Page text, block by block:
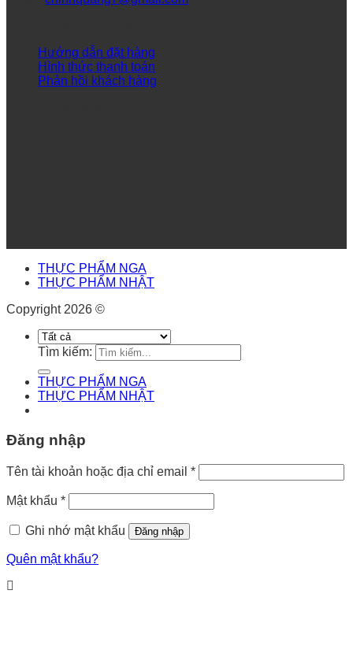
Hướng dẫn đặt hàng
Hình thức thanh toán
Phản hồi khách hàng
THỰC PHẨM NGA
THỰC PHẨM NHẬT
Copyright 2026 ©
Tìm kiếm:
THỰC PHẨM NGA
THỰC PHẨM NHẬT
Đăng nhập
Tên tài khoản hoặc địa chỉ email *
Mật khẩu *
Ghi nhớ mật khẩu Đăng nhập
Quên mật khẩu?